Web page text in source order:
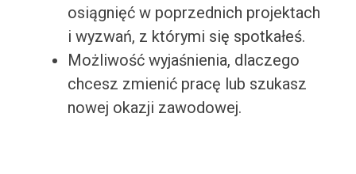
osiągnięć w poprzednich projektach
i wyzwań, z którymi się spotkałeś.
Możliwość wyjaśnienia, dlaczego
chcesz zmienić pracę lub szukasz
nowej okazji zawodowej.